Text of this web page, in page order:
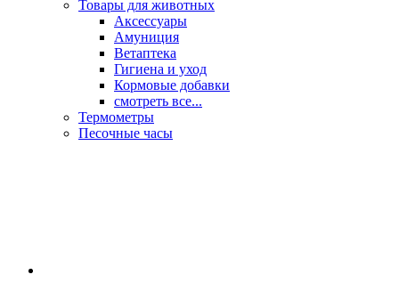
Товары для животных
Аксессуары
Амуниция
Ветаптека
Гигиена и уход
Кормовые добавки
смотреть все...
Термометры
Песочные часы